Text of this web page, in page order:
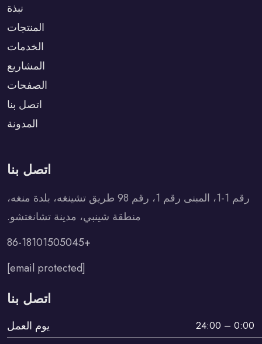
نبذة
المنتجات
الخدمات
المشاريع
الصفحات
اتصل بنا
المدونة
اتصل بنا
رقم 1-1، المبنى رقم 1، رقم 98 طريق تشينغه، بلدة منغه،
منطقة شينبي، مدينة تشانغتشو.
+86-18101505045
[email protected]
اتصل بنا
يوم العمل 0:00 – 24:00